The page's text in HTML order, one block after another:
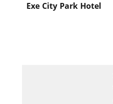
Exe City Park Hotel